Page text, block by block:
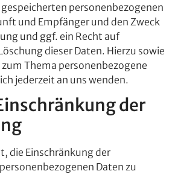
personenbezogenen
und Empfänger und den Zweck
und ggf. ein Recht auf
dieser Daten. Hierzu sowie
Thema personenbezogene
jederzeit an uns wenden.
der
die Einschränkung der
Daten zu